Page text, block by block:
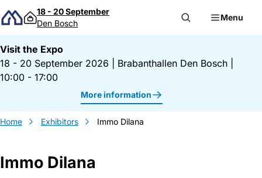
Skip to content
18 - 20 September
Den Bosch
Menu
Visit the Expo
18 - 20 September 2026
Brabanthallen Den Bosch
10:00 - 17:00
More information
Home Exhibitors Immo Dilana
Immo Dilana